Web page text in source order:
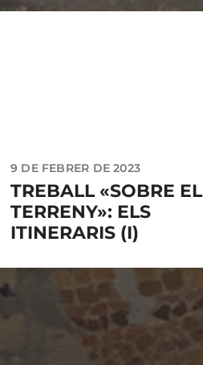
9 DE FEBRER DE 2023
TREBALL «SOBRE EL
TERRENY»: ELS
ITINERARIS (I)
ARXIUS